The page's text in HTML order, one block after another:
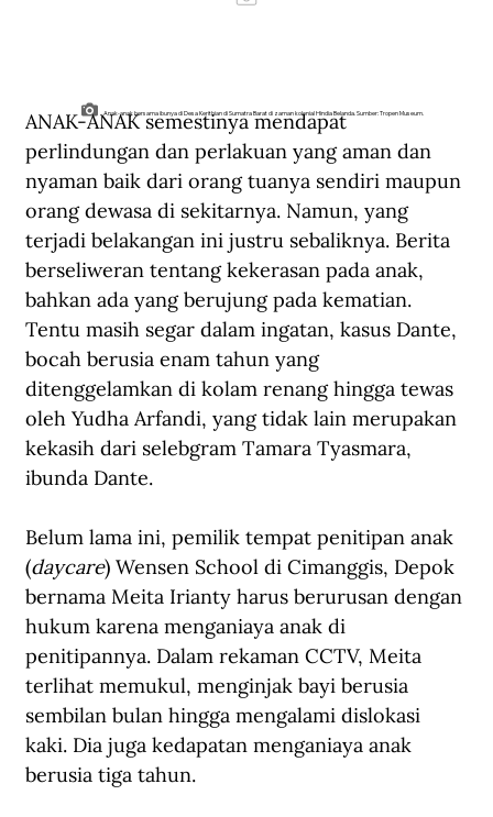
Anak-anak bersama ibunya di Desa Kerithian di Sumatra Barat di zaman kolonial Hindia Belanda. Sumber: Tropen Museum.
ANAK-ANAK semestinya mendapat
perlindungan dan perlakuan yang aman dan
nyaman baik dari orang tuanya sendiri maupun
orang dewasa di sekitarnya. Namun, yang
terjadi belakangan ini justru sebaliknya. Berita
berseliweran tentang kekerasan pada anak,
bahkan ada yang berujung pada kematian.
Tentu masih segar dalam ingatan, kasus Dante,
bocah berusia enam tahun yang
ditenggelamkan di kolam renang hingga tewas
oleh Yudha Arfandi, yang tidak lain merupakan
kekasih dari selebgram Tamara Tyasmara,
ibunda Dante.
Belum lama ini, pemilik tempat penitipan anak
(daycare) Wensen School di Cimanggis, Depok
bernama Meita Irianty harus berurusan dengan
hukum karena menganiaya anak di
penitipannya. Dalam rekaman CCTV, Meita
terlihat memukul, menginjak bayi berusia
sembilan bulan hingga mengalami dislokasi
kaki. Dia juga kedapatan menganiaya anak
berusia tiga tahun.